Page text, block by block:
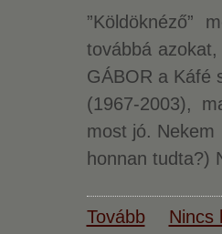
”Köldöknéző”
továbbá
GÁBOR a Káfé
(1967-2003),
most jó. Nekem
honnan tudta?)
Tovább Nincs